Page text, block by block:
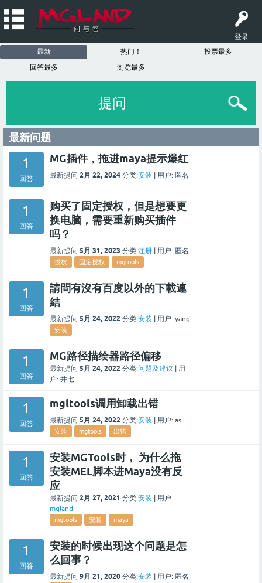
登录
最新
热门！
投票最多
回答最多
浏览最多
提问
最新问题
1
回答
MG插件，拖进maya提示爆红
最新提问 2月 22, 2024 分类:安装 用户: 匿名
1
回答
购买了固定授权，但是想要更
换电脑，需要重新购买插件
吗？
最新提问 5月 31, 2023 分类:注册 用户: 匿名
授权 固定授权 mgtools
1
回答
請問有沒有百度以外的下載連
結
最新提问 5月 24, 2022 分类:安装 用户: yang
安装
1
回答
MG路径描绘器路径偏移
最新提问 5月 24, 2022 分类:问题及建议
用
户: 井七
1
回答
mgltools调用卸载出错
最新提问 5月 24, 2022 分类:安装 用户: as
安装 mgtools 出错
1
回答
安装MGTools时， 为什么拖
安装MEL脚本进Maya没有反
应
最新提问 2月 27, 2021 分类:安装
用户:
mgland
mgtools 安装 maya
1
回答
安装的时候出现这个问题是怎
么回事？
最新提问 9月 21, 2020 分类:安装 | 用户: 匿名